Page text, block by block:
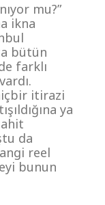
mu?”
ikna
bütün
farklı
itirazi
ya
da
reel
bunun